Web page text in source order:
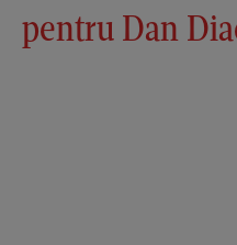
pentru Dan